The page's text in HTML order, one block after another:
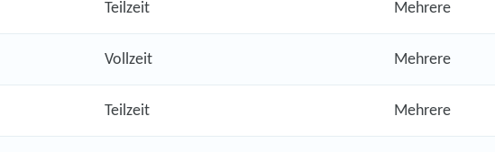
Teilzeit Mehrere
Vollzeit Mehrere
Teilzeit Mehrere